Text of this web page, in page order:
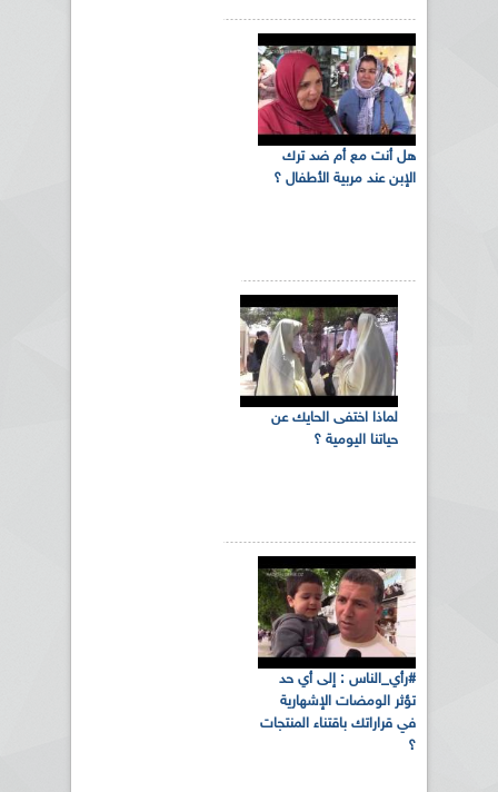
هل أنت مع أم ضد ترك
الإبن عند مربية الأطفال ؟
لماذا اختفى الحايك عن
حياتنا اليومية ؟
#رأي_الناس : إلى أي حد
تؤثر الومضات الإشهارية
في قراراتك باقتناء المنتجات
؟